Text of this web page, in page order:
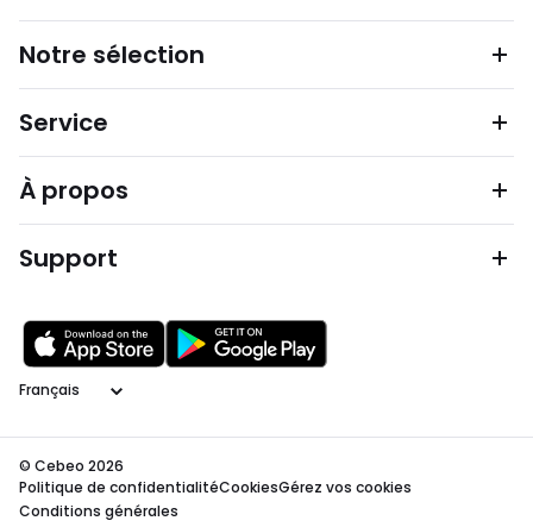
Notre sélection
Service
À propos
Support
Langage
© Cebeo 2026
Politique de confidentialitéCookiesGérez vos cookies
Conditions générales